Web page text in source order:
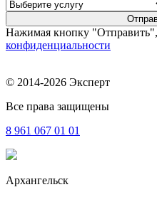
Нажимая кнопку
конфиденциальности
© 2014-2026 Эксперт
Все права защищены
8 961 067 01 01
Архангельск